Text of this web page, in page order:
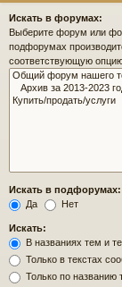
Искать в форумах:
Выберите форум или
подфорумах
соответствующую
Искать в подфорумах:
Да
Нет
Искать:
В названиях тем и
Только в текстах
Только по названию